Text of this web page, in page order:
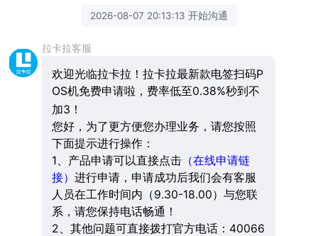
2026-08-07 20:13:13 开始沟通
拉卡拉客服
欢迎光临拉卡拉！拉卡拉最新款电签扫码P
OS机免费申请啦，费率低至0.38%秒到不
加3！
您好，为了更方便您办理业务，请您按照
下面提示进行操作：
1、产品申请可以直接点击（在线申请链
接） 进行申请，申请成功后我们会有客服
人员在工作时间内（9.30-18.00）与您联
系，请您保持电话畅通！
2、其他问题可直接拨打官方电话：40066